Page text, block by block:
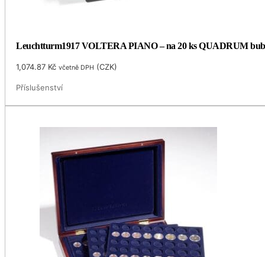
Leuchtturm1917 VOLTERA PIANO – na 20 ks QUADRUM
1,074.87 Kč včetně DPH (CZK)
Příslušenství